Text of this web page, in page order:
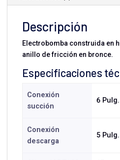
Descripción
Electrobomba construida en
anillo de fricción en bronce.
Especificaciones
Conexión
succión
6
Conexión
descarga
5